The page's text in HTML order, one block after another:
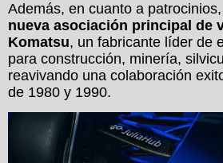
Además, en cuanto a
nueva asociación principal de
Komatsu, un fabricante líder de
para construcción, minería,
reavivando una colaboración
de 1980 y 1990.